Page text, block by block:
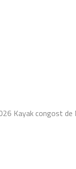
Kayak congost de